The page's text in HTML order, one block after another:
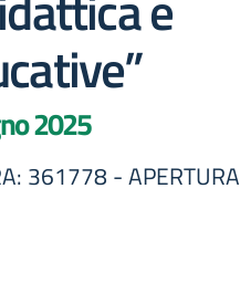
2025
361778 - APERTURA